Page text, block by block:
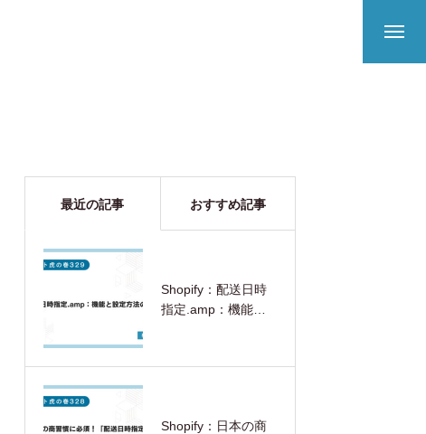
最近の記事 おすすめ記事
Shopify：配送日時
指定.amp：機能と
Shopify：日本の商